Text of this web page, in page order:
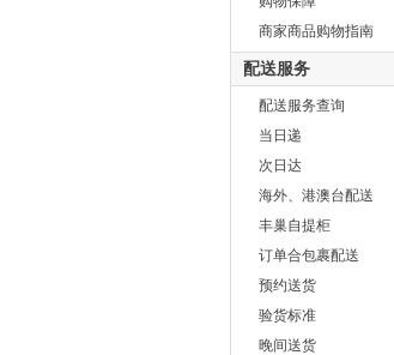
商家商品购物指南
配送服务
配送服务查询
当日递
次日达
海外、港澳台配送
丰巢自提柜
订单合包裹配送
预约送货
验货标准
晚间送货